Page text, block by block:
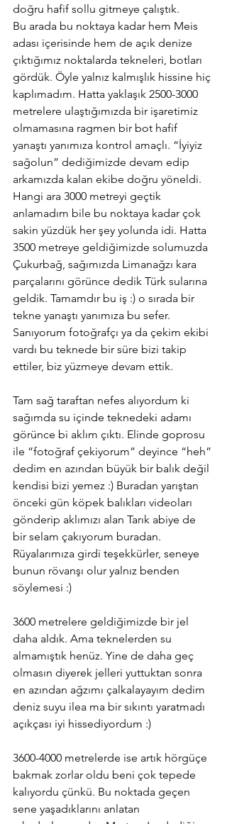
doğru hafif sollu gitmeye çalıştık.
Bu arada bu noktaya kadar hem Meis
adası içerisinde hem de açık denize
çıktığımız noktalarda tekneleri, botları
gördük. Öyle yalnız kalmışlık hissine hiç
kaplımadım. Hatta yaklaşık 2500-3000
metrelere ulaştığımızda bir işaretimiz
olmamasına ragmen bir bot hafif
yanaştı yanımıza kontrol amaçlı. “İyiyiz
sağolun” dediğimizde devam edip
arkamızda kalan ekibe doğru yöneldi.
Hangi ara 3000 metreyi geçtik
anlamadım bile bu noktaya kadar çok
sakin yüzdük her şey yolunda idi. Hatta
3500 metreye geldiğimizde solumuzda
Çukurbağ, sağımızda Limanağzı kara
parçalarını görünce dedik Türk sularına
geldik. Tamamdır bu iş :) o sırada bir
tekne yanaştı yanımıza bu sefer.
Sanıyorum fotoğrafçı ya da çekim ekibi
vardı bu teknede bir süre bizi takip
ettiler, biz yüzmeye devam ettik.
Tam sağ taraftan nefes alıyordum ki
sağımda su içinde teknedeki adamı
görünce bi aklım çıktı. Elinde goprosu
ile “fotoğraf çekiyorum” deyince “heh”
dedim en azından büyük bir balık değil
kendisi bizi yemez :) Buradan yarıştan
önceki gün köpek balıkları videoları
gönderip aklımızı alan Tarık abiye de
bir selam çakıyorum buradan.
Rüyalarımıza girdi teşekkürler, seneye
bunun rövanşı olur yalnız benden
söylemesi :)
3600 metrelere geldiğimizde bir jel
daha aldık. Ama teknelerden su
almamıştık henüz. Yine de daha geç
olmasın diyerek jelleri yuttuktan sonra
en azından ağzımı çalkalayayım dedim
deniz suyu ilea ma bir sıkıntı yaratmadı
açıkçası iyi hissediyordum :)
3600-4000 metrelerde ise artık hörgüçe
bakmak zorlar oldu beni çok tepede
kalıyordu çünkü. Bu noktada geçen
sene yaşadıklarını anlatan